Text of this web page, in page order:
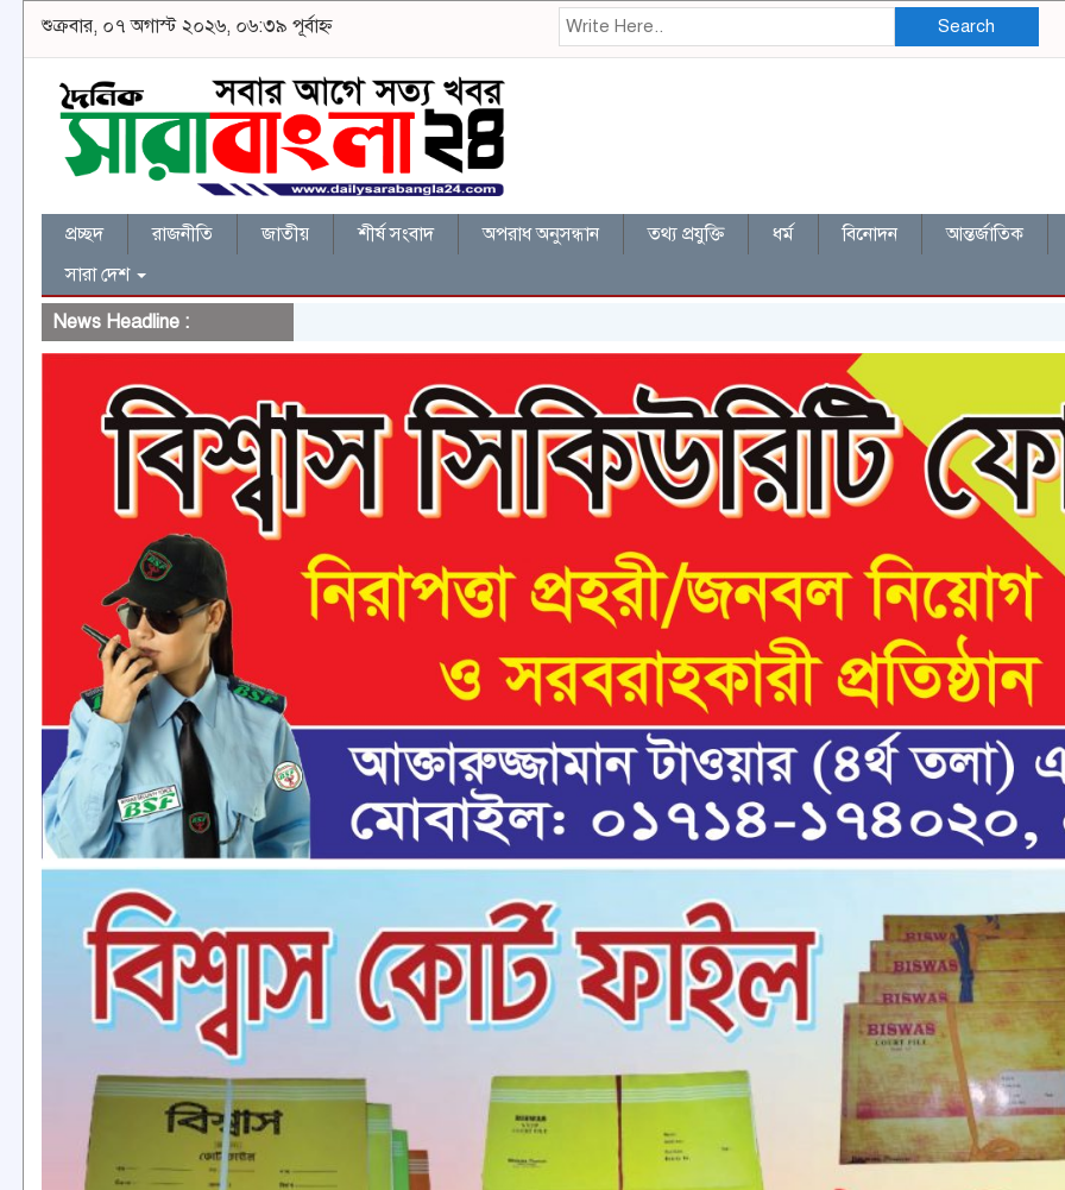
শুক্রবার, ০৭ অগাস্ট ২০২৬, ০৬:৩৯ পূর্বাহ্ন Search
প্রচ্ছদ রাজনীতি জাতীয় শীর্ষ সংবাদ অপরাধ অনুসন্ধান তথ্য প্রযুক্তি ধর্ম বিনোদন আন্তর্জাতিক
সারা দেশ
News Headline :